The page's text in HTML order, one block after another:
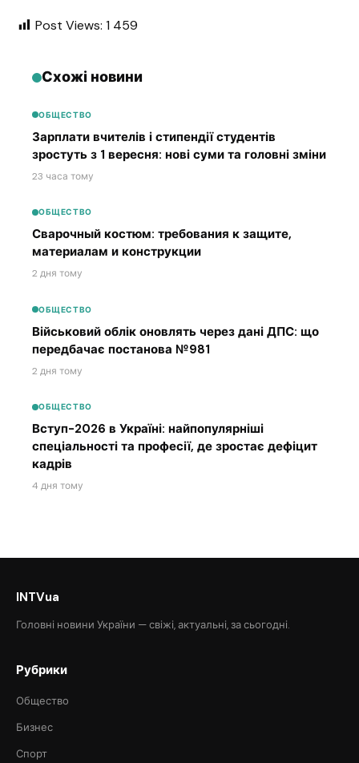
Post Views: 1 459
Схожі новини
ОБЩЕСТВО
Зарплати вчителів і стипендії студентів
зростуть з 1 вересня: нові суми та головні зміни
23 часа тому
ОБЩЕСТВО
Сварочный костюм: требования к защите,
материалам и конструкции
2 дня тому
ОБЩЕСТВО
Військовий облік оновлять через дані ДПС: що
передбачає постанова №981
2 дня тому
ОБЩЕСТВО
Вступ-2026 в Україні: найпопулярніші
спеціальності та професії, де зростає дефіцит
кадрів
4 дня тому
INTVua
Головні новини України — свіжі, актуальні, за сьогодні.
Рубрики
Общество
Бизнес
Спорт